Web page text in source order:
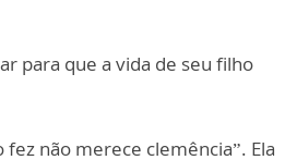
para que a vida de seu filho
fez não merece clemência”. Ela